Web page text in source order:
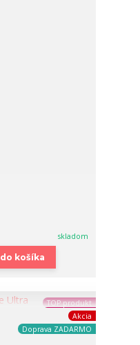
skladom
košíka
TOP produkt
Akcia
Doprava ZADARMO